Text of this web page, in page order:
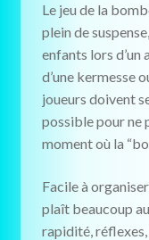
Le jeu de la
plein de
enfants lors d’un
d’une kermesse
joueurs doivent
possible pour ne
moment où la
Facile à
plaît beaucoup
rapidité,